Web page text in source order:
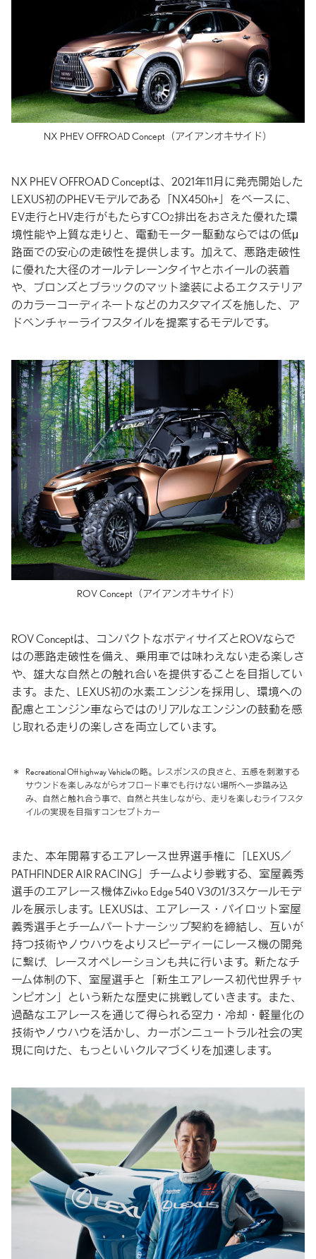
NX PHEV OFFROAD Concept （アイアンオキサイド）
NX PHEV OFFROAD Conceptは、2021年11月に発売開始した
LEXUS初のPHEVモデルである「NX450h+」をベースに、
EV走行とHV走行がもたらすCO2排出をおさえた優れた環
境性能や上質な走りと、電動モーター駆動ならではの低μ
路面での安心の走破性を提供します。加えて、悪路走破性
に優れた大径のオールテレーンタイヤとホイールの装着
や、ブロンズとブラックのマット塗装によるエクステリア
のカラーコーディネートなどのカスタマイズを施した、ア
ドベンチャーライフスタイルを提案するモデルです。
ROV Concept （アイアンオキサイド）
ROV Conceptは、コンパクトなボディサイズとROVならで
はの悪路走破性を備え、乗用車では味わえない走る楽しさ
や、雄大な自然との触れ合いを提供することを目指してい
ます。また、LEXUS初の水素エンジンを採用し、環境への
配慮とエンジン車ならではのリアルなエンジンの鼓動を感
じ取れる走りの楽しさを両立しています。
＊
Recreational Off highway Vehicleの略。レスポンスの良さと、五感を刺激する
サウンドを楽しみながらオフロード車でも行けない場所へ一歩踏み込
み、自然と触れ合う事で、自然と共生しながら、走りを楽しむライフスタ
イルの実現を目指すコンセプトカー
また、本年開幕するエアレース世界選手権に「LEXUS／
PATHFINDER AIR RACING」チームより参戦する、室屋義秀
選手のエアレース機体Zivko Edge 540 V3の1/3スケールモデ
ルを展示します。LEXUSは、エアレース・パイロット室屋
義秀選手とチームパートナーシップ契約を締結し、互いが
持つ技術やノウハウをよりスピーディーにレース機の開発
に繋げ、レースオペレーションも共に行います。新たなチ
ーム体制の下、室屋選手と「新生エアレース初代世界チャ
ンピオン」という新たな歴史に挑戦していきます。また、
過酷なエアレースを通じて得られる空力・冷却・軽量化の
技術やノウハウを活かし、カーボンニュートラル社会の実
現に向けた、もっといいクルマづくりを加速します。